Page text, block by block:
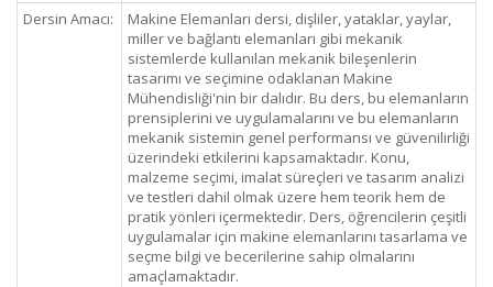
Dersin Amacı:
Makine Elemanları dersi, dişliler, yataklar, yaylar,
miller ve bağlantı elemanları gibi mekanik
sistemlerde kullanılan mekanik bileşenlerin
tasarımı ve seçimine odaklanan Makine
Mühendisliği'nin bir dalıdır. Bu ders, bu elemanların
prensiplerini ve uygulamalarını ve bu elemanların
mekanik sistemin genel performansı ve güvenilirliği
üzerindeki etkilerini kapsamaktadır. Konu,
malzeme seçimi, imalat süreçleri ve tasarım analizi
ve testleri dahil olmak üzere hem teorik hem de
pratik yönleri içermektedir. Ders, öğrencilerin çeşitli
uygulamalar için makine elemanlarını tasarlama ve
seçme bilgi ve becerilerine sahip olmalarını
amaçlamaktadır.